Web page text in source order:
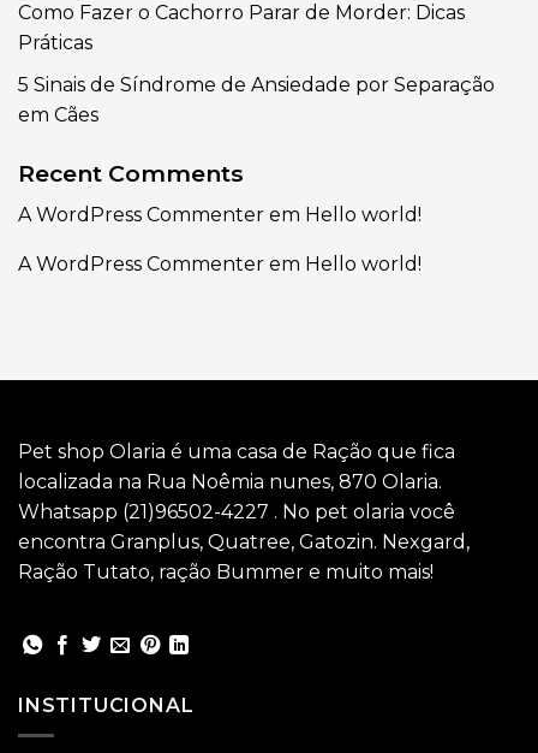
Como Fazer o Cachorro Parar de Morder: Dicas
Práticas
5 Sinais de Síndrome de Ansiedade por Separação
em Cães
Recent Comments
A WordPress Commenter em Hello world!
A WordPress Commenter em Hello world!
Pet shop Olaria é uma casa de Ração que fica
localizada na Rua Noêmia nunes, 870 Olaria.
Whatsapp (21)96502-4227 . No pet olaria você
encontra Granplus, Quatree, Gatozin. Nexgard,
Ração Tutato, ração Bummer e muito mais!
INSTITUCIONAL